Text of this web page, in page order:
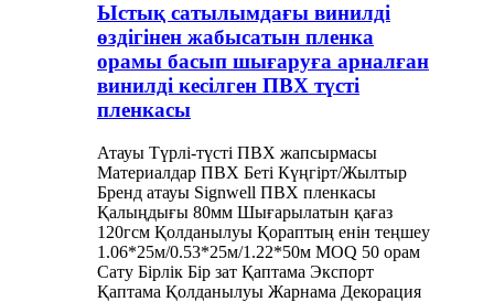
Ыстық сатылымдағы винилді
өздігінен жабысатын пленка
орамы басып шығаруға арналған
винилді кесілген ПВХ түсті
пленкасы
Атауы Түрлі-түсті ПВХ жапсырмасы
Материалдар ПВХ Беті Күңгірт/Жылтыр
Бренд атауы Signwell ПВХ пленкасы
Қалыңдығы 80мм Шығарылатын қағаз
120гсм Қолданылуы Қораптың енін теңшеу
1.06*25м/0.53*25м/1.22*50м MOQ 50 орам
Сату Бірлік Бір зат Қаптама Экспорт
Қаптама Қолданылуы Жарнама Декорация